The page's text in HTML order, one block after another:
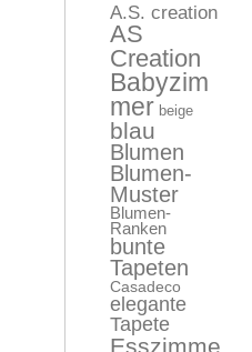
A.S. creation
AS
Creation
Babyzim
mer beige
blau
Blumen
Blumen-
Muster
Blumen-
Ranken
bunte
Tapeten
Casadeco
elegante
Tapete
Esszimme